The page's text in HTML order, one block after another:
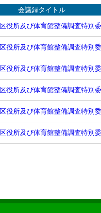
特別委員会 区民分科会
別委員会 厚生分科会
別委員会 建設分科会
別委員会 子ども文教分
別委員会
別委員会 区民分科会
別委員会 厚生分科会
別委員会 建設分科会
周辺整備・都市観光調査
会
括ケア推進調査特別委員
会議録タイトル
役所及び体育館整備調査特別
役所及び体育館整備調査特別
役所及び体育館整備調査特別
役所及び体育館整備調査特別
役所及び体育館整備調査特別
役所及び体育館整備調査特別